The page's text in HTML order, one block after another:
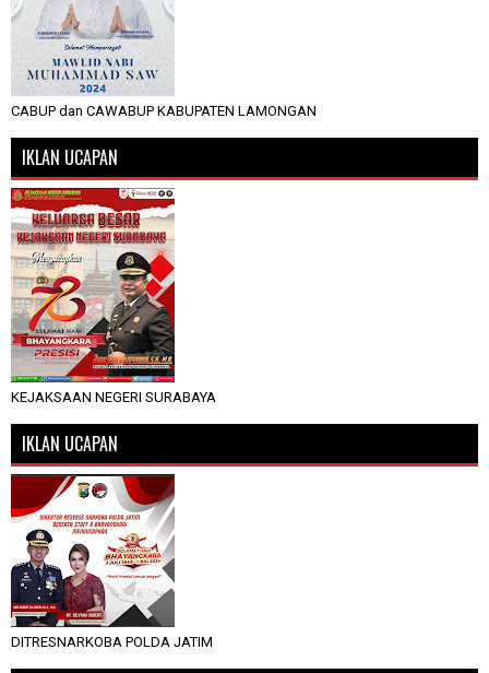
CABUP dan CAWABUP KABUPATEN LAMONGAN
IKLAN UCAPAN
KEJAKSAAN NEGERI SURABAYA
IKLAN UCAPAN
DITRESNARKOBA POLDA JATIM